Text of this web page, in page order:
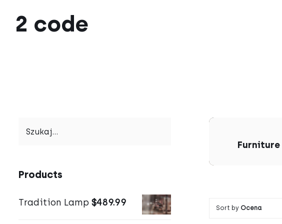
2 code
Furniture
Sort by Ocena
Products
Tradition Lamp $489.99